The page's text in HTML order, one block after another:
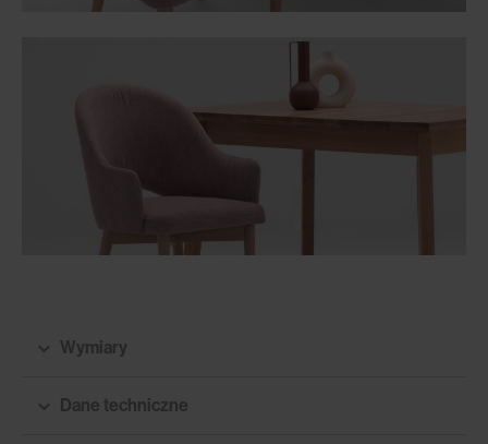
Wymiary
Dane techniczne